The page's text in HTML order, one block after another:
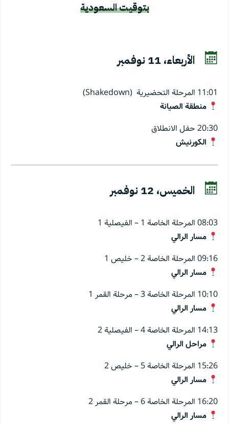
بتوقيت السعودية
 الأربعاء، 11 نوفمبر
11:01 المرحلة التحضيرية (Shakedown)
منطقة الصيانة
20:30 حفل الانطلاق
الكورنيش
 الخميس، 12 نوفمبر
08:03 المرحلة الخاصة 1 – الفيصلية 1
مسار الرالي
09:16 المرحلة الخاصة 2 – خليص 1
مسار الرالي
10:10 المرحلة الخاصة 3 – مرحلة القمر 1
مسار الرالي
14:13 المرحلة الخاصة 4 – الفيصلية 2
مراحل الرالي
15:26 المرحلة الخاصة 5 – خليص 2
مسار الرالي
16:20 المرحلة الخاصة 6 – مرحلة القمر 2
مسار الرالي